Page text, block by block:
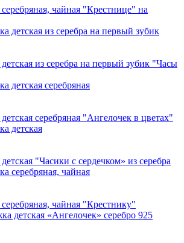
чайная "Крестнице" на
из серебра на первый зубик "Часы
серебряная "Ангелочек в цветах"
"Часики с сердечком» из серебра
чайная "Крестнику"